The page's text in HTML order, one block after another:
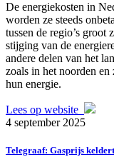
De energiekosten in
worden ze steeds
tussen de regio’s groot
stijging van de
andere delen van het
zoals in het noorden
hun energie.
Lees op website
4 september 2025
Telegraaf: Gasprijs